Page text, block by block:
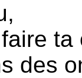
des